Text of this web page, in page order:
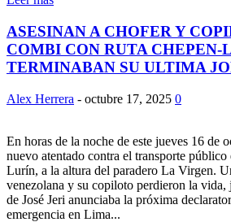
ASESINAN A CHOFER Y
COMBI CON RUTA CHEPEN-
TERMINABAN SU ULTIMA
Alex Herrera - octubre 17, 2025 0
En horas de la noche de este jueves 16 de
nuevo atentado contra el transporte público
Lurín, a la altura del paradero La Virgen.
venezolana y su copiloto perdieron la vida,
de José Jeri anunciaba la próxima
emergencia en Lima...